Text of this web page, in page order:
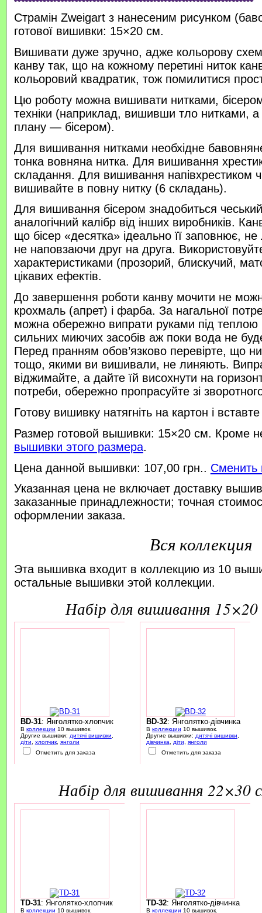
Страмін Zweigart з нанесеним рисунком
готової вишивки: 15×20 см.
Вишивати дуже зручно, адже кольорову
канву так, що на кожному перетині ниток
кольоровий квадратик, тож помилитися
Цю роботу можна вишивати нитками, бісером
техніки (наприклад, вишивши тло нитками, а
плану — бісером).
Для вишивання нитками необхідне
тонка вовняна нитка. Для вишивання
складання. Для вишивання напівхрестиком
вишивайте в повну нитку (6 складань).
Для вишивання бісером знадобиться
аналогічний калібр від інших виробників.
що бісер «десятка» ідеально її заповнює,
не наповзаючи друг на друга.
характеристиками (прозорий, блискучий,
цікавих ефектів.
До завершення роботи канву мочити не
крохмаль (апрет) і фарба. За нагальної
можна обережно випрати руками під
сильних миючих засобів аж поки вода не
Перед пранням обов’язково перевірте, що
тощо, якими ви вишивали, не линяють.
віджимайте, а дайте їй висохнути на
потреби, обережно пропрасуйте зі
Готову вишивку натягніть на картон і
Размер готовой вышивки: 15×20 см. Кроме
вышивки этого размера.
Цена данной вышивки: 107,00 грн.. Сменить
Указанная цена не включает доставку
заказанные принадлежности; точная
оформлении заказа.
Вся коллекция
Эта вышивка входит в коллекцию из 10
остальные вышивки этой коллекции.
набір для вишивання 15×20
BD-31: Янголятко-хлопчик
В коллекции 10 вышивок.
Другие вышивки: дитячі вишивки,
діти, хлопчик, янголи
Отметить для заказа
BD-32: Янголятко-дівчинка
В коллекции 10 вышивок.
Другие вышивки: дитячі вишивки,
дівчинка, діти, янголи
Отметить для заказа
набір для вишивання
TD-31: Янголятко-хлопчик
В коллекции 10 вышивок.
TD-32: Янголятко-дівчинка
В коллекции 10 вышивок.